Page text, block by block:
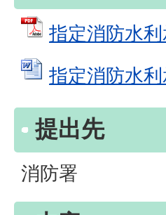
指定消防水
指定消防水
提出先
消防署